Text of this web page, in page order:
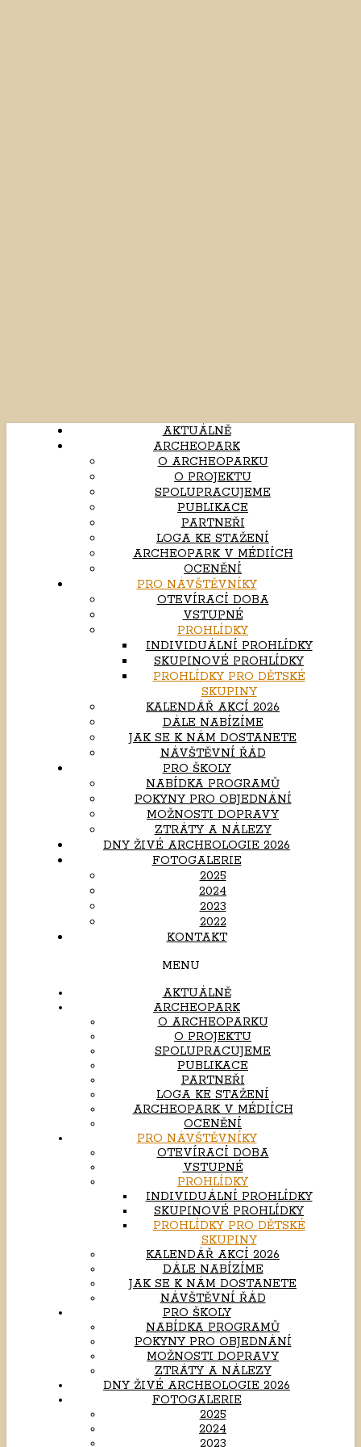
AKTUÁLNĚ
ARCHEOPARK
O ARCHEOPARKU
O PROJEKTU
SPOLUPRACUJEME
PUBLIKACE
PARTNEŘI
LOGA KE STAŽENÍ
ARCHEOPARK V MÉDIÍCH
OCENĚNÍ
PRO NÁVŠTĚVNÍKY
OTEVÍRACÍ DOBA
VSTUPNÉ
PROHLÍDKY
INDIVIDUÁLNÍ PROHLÍDKY
SKUPINOVÉ PROHLÍDKY
PROHLÍDKY PRO DĚTSKÉ
SKUPINY
KALENDÁŘ AKCÍ 2026
DÁLE NABÍZÍME
JAK SE K NÁM DOSTANETE
NÁVŠTĚVNÍ ŘÁD
PRO ŠKOLY
NABÍDKA PROGRAMŮ
POKYNY PRO OBJEDNÁNÍ
MOŽNOSTI DOPRAVY
ZTRÁTY A NÁLEZY
DNY ŽIVÉ ARCHEOLOGIE 2026
FOTOGALERIE
2025
2024
2023
2022
KONTAKT
MENU
AKTUÁLNĚ
ARCHEOPARK
O ARCHEOPARKU
O PROJEKTU
SPOLUPRACUJEME
PUBLIKACE
PARTNEŘI
LOGA KE STAŽENÍ
ARCHEOPARK V MÉDIÍCH
OCENĚNÍ
PRO NÁVŠTĚVNÍKY
OTEVÍRACÍ DOBA
VSTUPNÉ
PROHLÍDKY
INDIVIDUÁLNÍ PROHLÍDKY
SKUPINOVÉ PROHLÍDKY
PROHLÍDKY PRO DĚTSKÉ
SKUPINY
KALENDÁŘ AKCÍ 2026
DÁLE NABÍZÍME
JAK SE K NÁM DOSTANETE
NÁVŠTĚVNÍ ŘÁD
PRO ŠKOLY
NABÍDKA PROGRAMŮ
POKYNY PRO OBJEDNÁNÍ
MOŽNOSTI DOPRAVY
ZTRÁTY A NÁLEZY
DNY ŽIVÉ ARCHEOLOGIE 2026
FOTOGALERIE
2025
2024
2023